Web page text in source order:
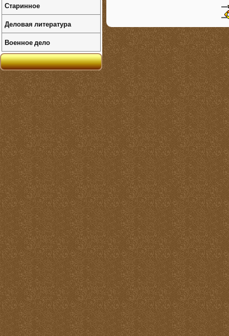
Старинное
Деловая литература
Военное дело